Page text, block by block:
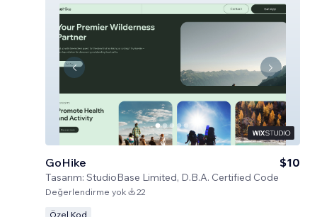
GoHike
Tasarım: StudioBase Limited, D.B.A. Certified Code
$10
Değerlendirme yok 22
Özel Kod